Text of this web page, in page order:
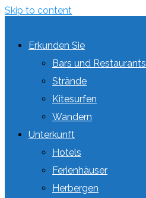
Skip to content
Erkunden Sie
Bars und Restaurants
Strände
Kitesurfen
Wandern
Unterkunft
Hotels
Ferienhäuser
Herbergen